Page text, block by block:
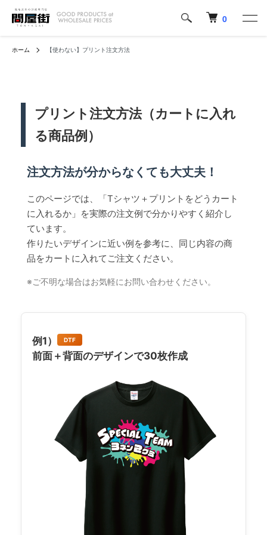
0
ホーム 【使わない】プリント注文方法
プリント注文方法（カートに入れ
る商品例）
注文方法が分からなくても大丈夫！
このページでは、「Tシャツ＋プリントをどうカート
に入れるか」を実際の注文例で分かりやすく紹介し
ています。
作りたいデザインに近い例を参考に、同じ内容の商
品をカートに入れてご注文ください。
※ご不明な場合はお気軽にお問い合わせください。
例1） DTF
前面＋背面のデザインで30枚作成